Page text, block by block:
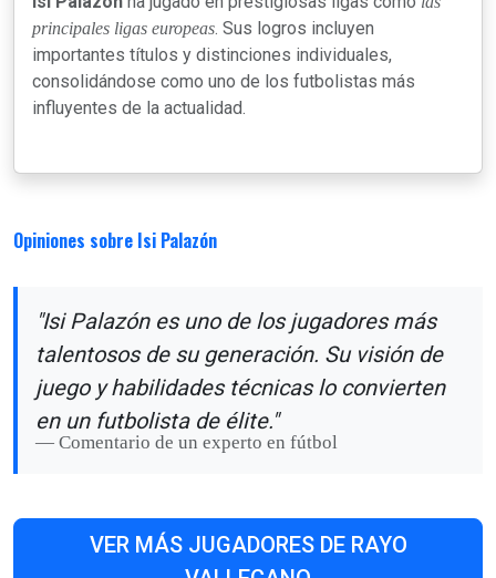
principales ligas europeas. Sus logros incluyen
importantes títulos y distinciones individuales,
consolidándose como uno de los futbolistas más
influyentes de la actualidad.
Opiniones sobre Isi Palazón
"Isi Palazón es uno de los jugadores más
talentosos de su generación. Su visión de
juego y habilidades técnicas lo convierten
en un futbolista de élite."
Comentario de un experto en fútbol
VER MÁS JUGADORES DE RAYO